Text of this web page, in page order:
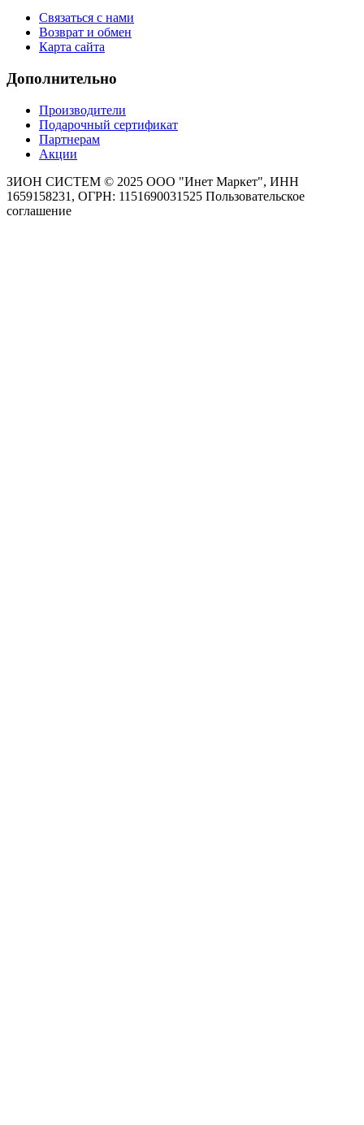
Связаться с нами
Возврат и обмен
Карта сайта
Дополнительно
Производители
Подарочный сертификат
Партнерам
Акции
ЗИОН СИСТЕМ © 2025 ООО "Инет Маркет", ИНН
1659158231, ОГРН: 1151690031525 Пользовательское
соглашение